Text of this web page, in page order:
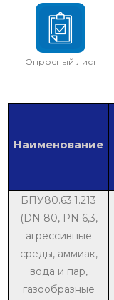
Опросный лист
Наименование
БПУ80.63.1.213
(DN 80, PN 6,3,
агрессивные
среды, аммиак,
вода и пар,
газообразные